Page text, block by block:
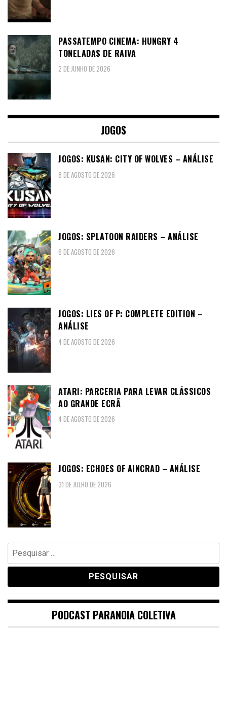
PASSATEMPO CINEMA: HUNGRY 4
TONELADAS DE RAIVA
2 DE JUNHO DE 2026
JOGOS
JOGOS: KUSAN: CITY OF WOLVES – ANÁLISE
8 DE AGOSTO DE 2026
JOGOS: SPLATOON RAIDERS – ANÁLISE
6 DE AGOSTO DE 2026
JOGOS: LIES OF P: COMPLETE EDITION –
ANÁLISE
4 DE AGOSTO DE 2026
ATARI: PARCERIA PARA LEVAR CLÁSSICOS
AO GRANDE ECRÃ
4 DE AGOSTO DE 2026
JOGOS: ECHOES OF AINCRAD – ANÁLISE
31 DE JULHO DE 2026
Pesquisar
por:
PODCAST PARANOIA COLETIVA